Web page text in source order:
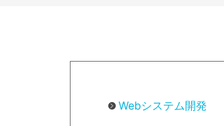
Webシステム開発